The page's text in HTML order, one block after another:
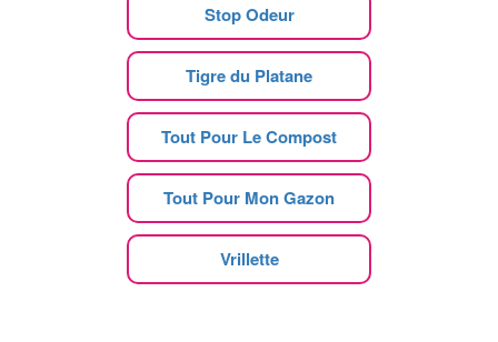
Stop Odeur
Tigre du Platane
Tout Pour Le Compost
Tout Pour Mon Gazon
Vrillette